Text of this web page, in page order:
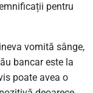
pentru
vomită sânge,
bancar este la
poate avea o